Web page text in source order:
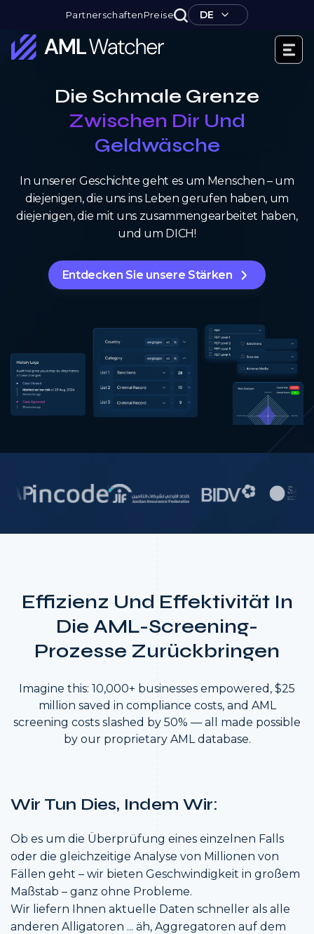
PartnerschaftenPreise DE
springen
Die Schmale Grenze
Zwischen Dir Und
Geldwäsche
In unserer Geschichte geht es um Menschen – um
diejenigen, die uns ins Leben gerufen haben, um
diejenigen, die mit uns zusammengearbeitet haben,
und um DICH!
Entdecken Sie unsere Stärken
Effizienz Und Effektivität In
Die AML-Screening-
Prozesse Zurückbringen
Imagine this: 10,000+ businesses empowered, $25
million saved in compliance costs, and AML
screening costs slashed by 50% — all made possible
by our proprietary AML database.
Wir Tun Dies, Indem Wir:
Ob es um die Überprüfung eines einzelnen Falls
oder die gleichzeitige Analyse von Millionen von
Fällen geht – wir bieten Geschwindigkeit in großem
Maßstab – ganz ohne Probleme.
Wir liefern Ihnen aktuelle Daten schneller als alle
anderen Alligatoren ... äh, Aggregatoren auf dem